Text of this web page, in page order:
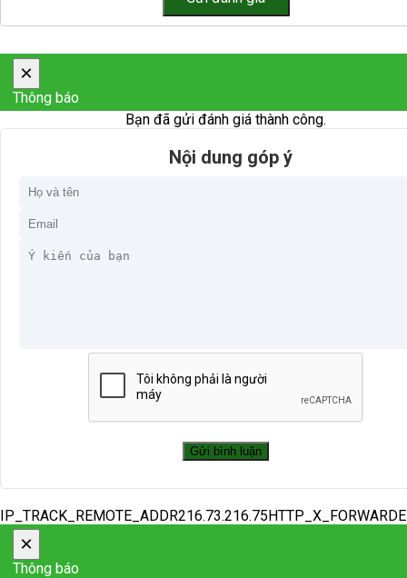
×
Thông báo
Bạn đã gửi đánh giá thành công.
Nội dung góp ý
×
Thông báo